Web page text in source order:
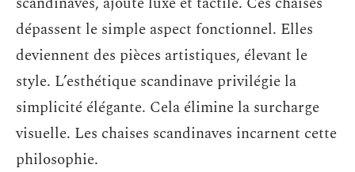
dépassent le simple aspect fonctionnel. Elles
deviennent des pièces artistiques, élevant le
style. L’esthétique scandinave privilégie la
simplicité élégante. Cela élimine la surcharge
visuelle. Les chaises scandinaves incarnent cette
philosophie.